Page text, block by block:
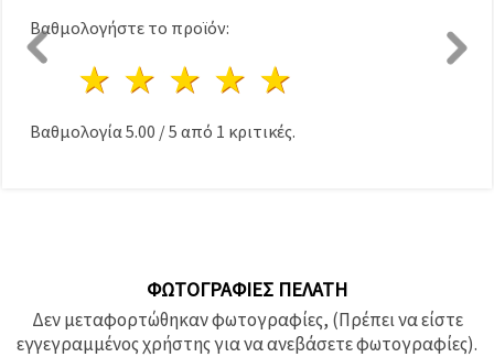
Βαθμολογήστε το προϊόν:
5 Αστέρια
4 Αστέρια
3 Αστέρια
2 Αστέρια
1 Αστέρι
Βαθμολογία 5.00 /5 από 1 κριτικές.
ΦΩΤΟΓΡΑΦΊΕΣ ΠΕΛΆΤΗ
Δεν μεταφορτώθηκαν φωτογραφίες, (Πρέπει να είστε
εγγεγραμμένος χρήστης για να ανεβάσετε φωτογραφίες).